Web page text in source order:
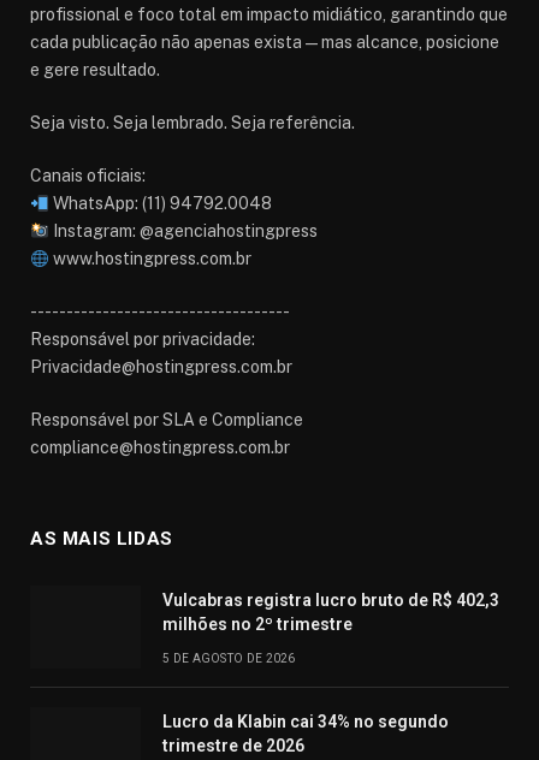
profissional e foco total em impacto midiático, garantindo que
cada publicação não apenas exista — mas alcance, posicione
e gere resultado.
Seja visto. Seja lembrado. Seja referência.
Canais oficiais:
WhatsApp: (11) 94792.0048
Instagram: @agenciahostingpress
www.hostingpress.com.br⁠
------------------------------------
Responsável por privacidade:
Privacidade@hostingpress.com.br
Responsável por SLA e Compliance
compliance@hostingpress.com.br
AS MAIS LIDAS
Vulcabras registra lucro bruto de R$ 402,3
milhões no 2º trimestre
5 DE AGOSTO DE 2026
Lucro da Klabin cai 34% no segundo
trimestre de 2026